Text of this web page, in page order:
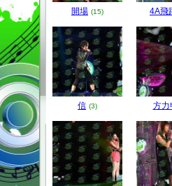
開場 (15) 4A飛
信 (3) 方力